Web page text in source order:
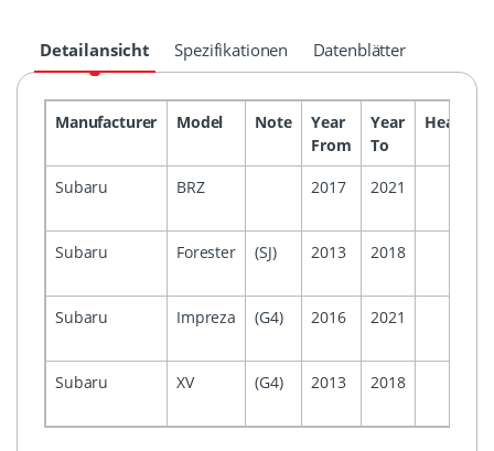
Detailansicht Spezifikationen Datenblätter
Manufacturer Model Note
Year
From
Year
To
Headunit
Subaru BRZ 2017 2021
Subaru Forester (SJ) 2013 2018
Subaru Impreza (G4) 2016 2021
Subaru XV (G4) 2013 2018